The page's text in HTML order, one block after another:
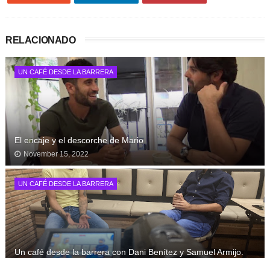
RELACIONADO
UN CAFÉ DESDE LA BARRERA
El encaje y el descorche de Mario
November 15, 2022
UN CAFÉ DESDE LA BARRERA
Un café desde la barrera con Dani Benítez y Samuel Armijo.